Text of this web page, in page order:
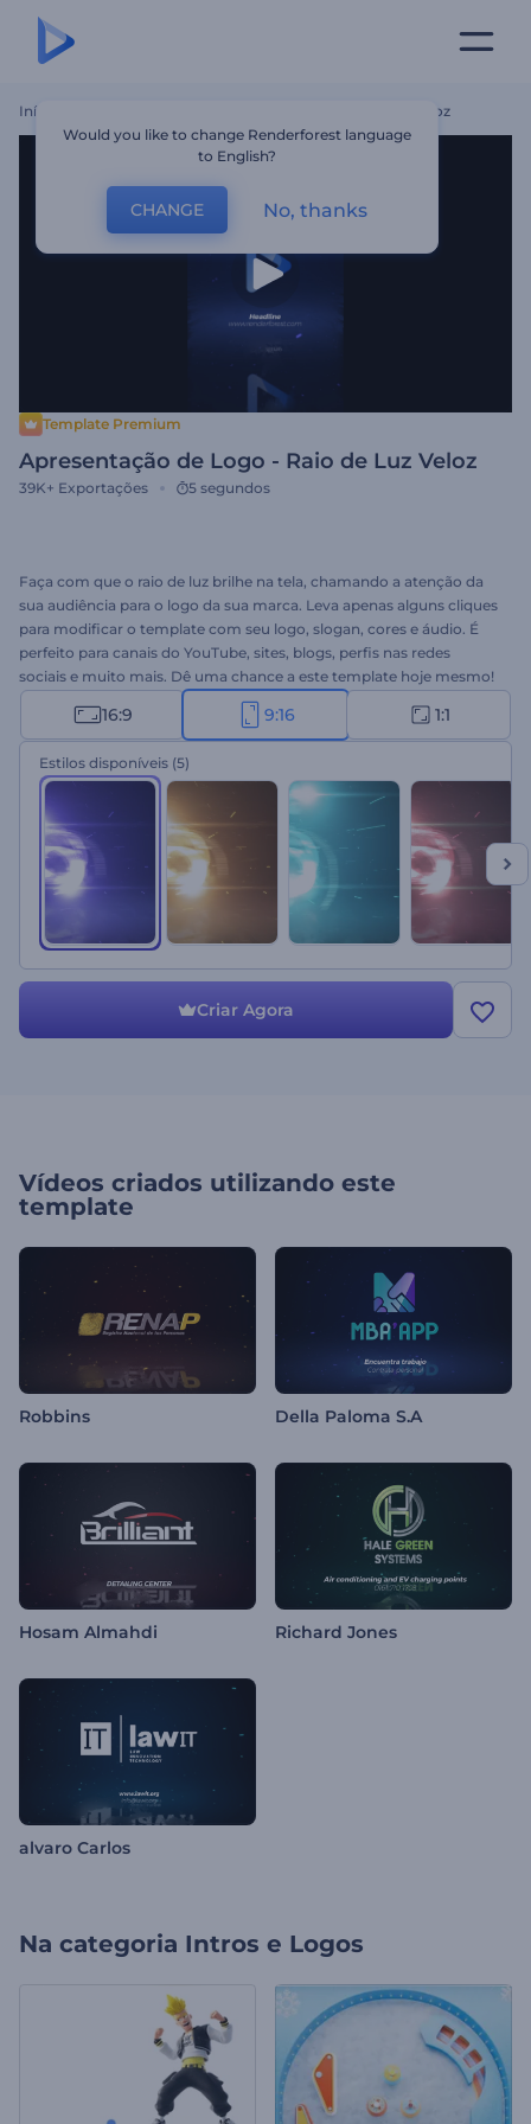
Início Apresentação De Logo - Raio De Luz Veloz
Template Premium
Apresentação de Logo - Raio de Luz Veloz
39K+ Exportações 5 segundos
Faça com que o raio de luz brilhe na tela, chamando a atenção da
sua audiência para o logo da sua marca. Leva apenas alguns cliques
para modificar o template com seu logo, slogan, cores e áudio. É
perfeito para canais do YouTube, sites, blogs, perfis nas redes
sociais e muito mais. Dê uma chance a este template hoje mesmo!
16:9 9:16 1:1
Estilos disponíveis (5)
Criar Agora
Vídeos criados utilizando este
template
Robbins Della Paloma S.A
Hosam Almahdi Richard Jones
alvaro Carlos
Na categoria Intros e Logos
Would you like to change Renderforest language
to English?
CHANGE No, thanks